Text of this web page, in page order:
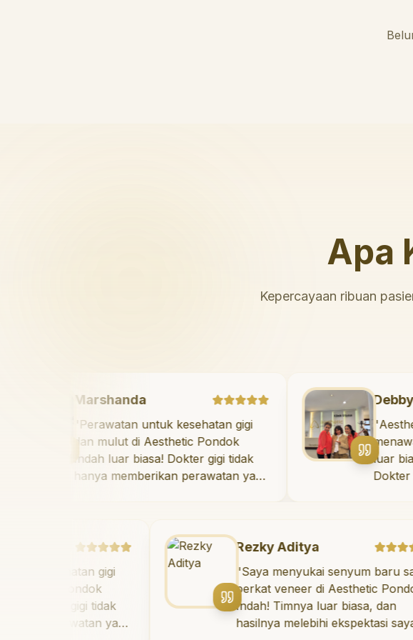
Apa
Kepercayaan ribuan
Marshanda
"Perawatan untuk kesehatan gigi
dan mulut di Aesthetic Pondok
Indah luar biasa! Dokter gigi tidak
hanya memberikan perawatan yang
perawatan dan pembersihan gigi
yang tepat. Sangat
yang
Rezky Aditya
"Saya menyukai senyum baru saya
berkat veneer di Aesthetic Pondok
Indah! Timnya luar biasa, dan
hasilnya melebihi ekspektasi saya.